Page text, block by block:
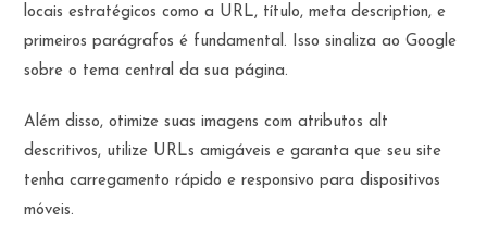
locais estratégicos como a URL, título, meta description, e
primeiros parágrafos é fundamental. Isso sinaliza ao Google
sobre o tema central da sua página.
Além disso, otimize suas imagens com atributos alt
descritivos, utilize URLs amigáveis e garanta que seu site
tenha carregamento rápido e responsivo para dispositivos
móveis.